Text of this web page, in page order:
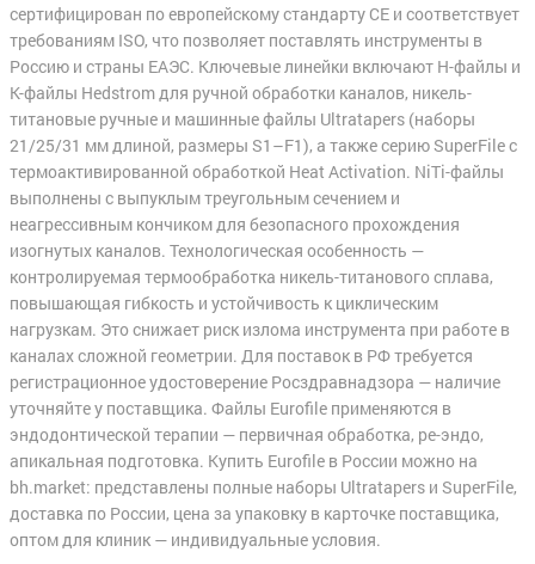
сертифицирован по европейскому стандарту CE и соответствует
требованиям ISO, что позволяет поставлять инструменты в
Россию и страны ЕАЭС. Ключевые линейки включают H-файлы и
K-файлы Hedstrom для ручной обработки каналов, никель-
титановые ручные и машинные файлы Ultratapers (наборы
21/25/31 мм длиной, размеры S1–F1), а также серию SuperFile с
термоактивированной обработкой Heat Activation. NiTi-файлы
выполнены с выпуклым треугольным сечением и
неагрессивным кончиком для безопасного прохождения
изогнутых каналов. Технологическая особенность —
контролируемая термообработка никель-титанового сплава,
повышающая гибкость и устойчивость к циклическим
нагрузкам. Это снижает риск излома инструмента при работе в
каналах сложной геометрии. Для поставок в РФ требуется
регистрационное удостоверение Росздравнадзора — наличие
уточняйте у поставщика. Файлы Eurofile применяются в
эндодонтической терапии — первичная обработка, ре-эндо,
апикальная подготовка. Купить Eurofile в России можно на
bh.market: представлены полные наборы Ultratapers и SuperFile,
доставка по России, цена за упаковку в карточке поставщика,
оптом для клиник — индивидуальные условия.